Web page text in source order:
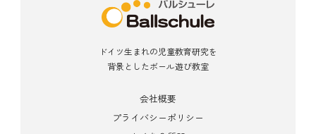
ドイツ生まれの児童教育研究を
背景としたボール遊び教室
会社概要
プライバシーポリシー